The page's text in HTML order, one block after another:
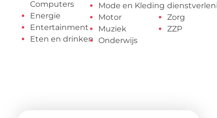
Computers
Energie
Entertainment
Eten en drinken
Mode en Kleding
Motor
Muziek
Onderwijs
Zorg
ZZP